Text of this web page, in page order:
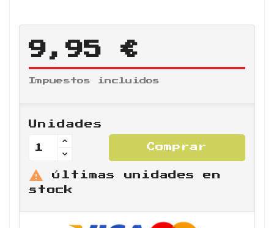
9,95 €
Impuestos incluidos
Unidades
Comprar

Últimas unidades en
stock